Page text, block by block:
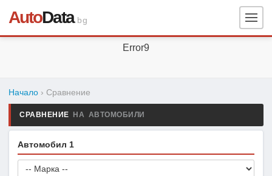
AutoData.bg
Error9
Начало › Сравнение
СРАВНЕНИЕ НА АВТОМОБИЛИ
Автомобил 1